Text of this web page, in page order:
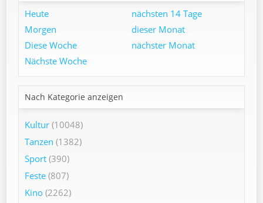
Heute
Morgen
Diese Woche
Nächste Woche
nächsten 14 Tage
dieser Monat
nächster Monat
Nach Kategorie anzeigen
Kultur (10048)
Tanzen (1382)
Sport (390)
Feste (807)
Kino (2262)